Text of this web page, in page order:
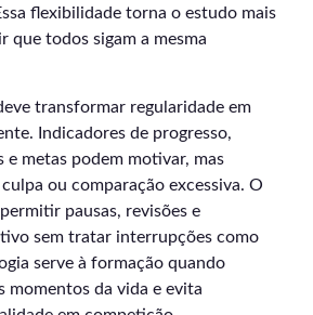
flexibilidade torna o estudo mais
que todos sigam a mesma
transformar regularidade em
Indicadores de progresso,
e metas podem motivar, mas
ou comparação excessiva. O
pausas, revisões e
sem tratar interrupções como
serve à formação quando
momentos da vida e evita